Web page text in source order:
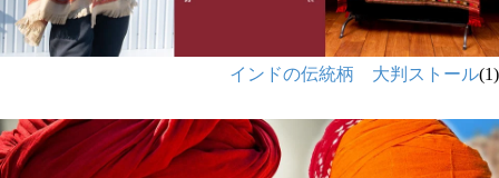
インドの伝統柄 大判ストール(1)